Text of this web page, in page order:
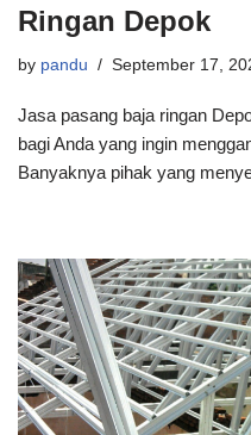
Ringan Depok
by pandu September 17,
Jasa pasang baja ringan
bagi Anda yang ingin
Banyaknya pihak yang